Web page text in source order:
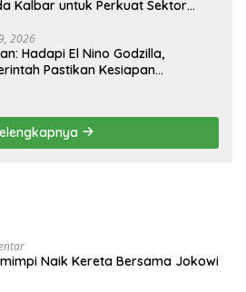
Kalbar untuk Perkuat Sektor
2026
Hadapi El Nino Godzilla,
Pastikan Kesiapan
Naik Kereta Bersama Jokowi